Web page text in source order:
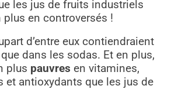
les jus de fruits industriels
en controversés !
d’entre eux contiendraient
que dans les sodas. Et en plus,
plus pauvres en vitamines,
et antioxydants que les jus de